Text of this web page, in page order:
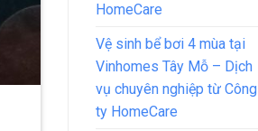
HomeCare
Vệ sinh bể bơi 4 mùa tại
Vinhomes Tây Mỗ – Dịch
vụ chuyên nghiệp từ Công
ty HomeCare